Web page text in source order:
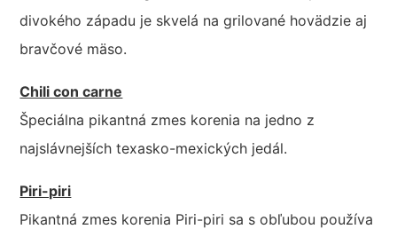
divokého západu je skvelá na grilované hovädzie aj
bravčové mäso.
Chili con carne
Špeciálna pikantná zmes korenia na jedno z
najslávnejších texasko-mexických jedál.
Piri-piri
Pikantná zmes korenia Piri-piri sa s obľubou používa